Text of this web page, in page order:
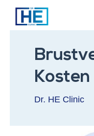
Kosten
Dr. HE Clinic